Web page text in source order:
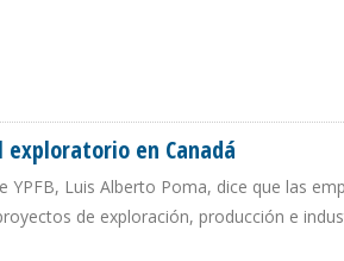
en Canadá
YPFB, Luis Alberto Poma, dice que las
de exploración, producción e